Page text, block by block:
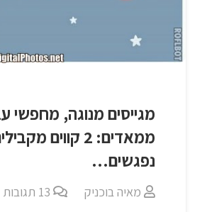
מגייסים מנוגה, מחפשי
ממאדים: 2 קווים
נפגשים…
מאיה בוכניק 13 תגובות